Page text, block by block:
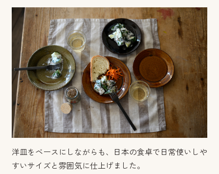
洋皿をベースにしながらも、日本の食卓で日常使いしや
すいサイズと雰囲気に仕上げました。